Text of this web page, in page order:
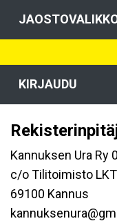
KIRJAUDU
Kannuksen Ura Ry
c/o Tilitoimisto
69100 Kannus